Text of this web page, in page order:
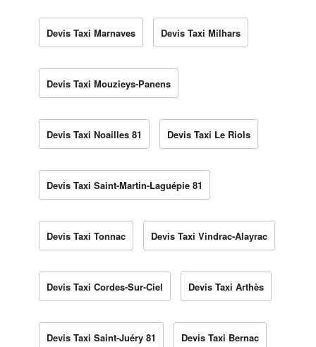
Devis Taxi Marnaves Devis Taxi Milhars
Devis Taxi Mouzieys-Panens
Devis Taxi Noailles 81 Devis Taxi Le Riols
Devis Taxi Saint-Martin-Laguépie 81
Devis Taxi Tonnac Devis Taxi Vindrac-Alayrac
Devis Taxi Cordes-Sur-Ciel Devis Taxi Arthès
Devis Taxi Saint-Juéry 81 Devis Taxi Bernac